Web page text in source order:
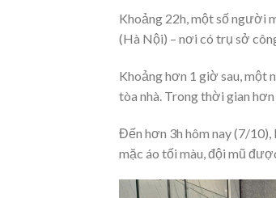
Khoảng 22h, một số người
(Hà Nội) – nơi có trụ sở
Khoảng hơn 1 giờ sau, một
tòa nhà. Trong thời gian
Đến hơn 3h hôm nay (7/
mặc áo tối màu, đội mũ